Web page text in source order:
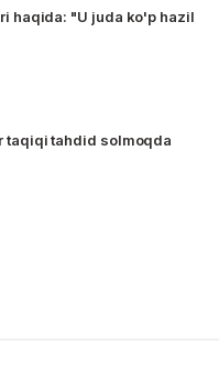
haqida: "U juda ko'p hazil
taqiqi tahdid solmoqda